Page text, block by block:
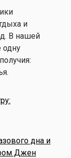
и
В нашей
одну
дна и
Джен